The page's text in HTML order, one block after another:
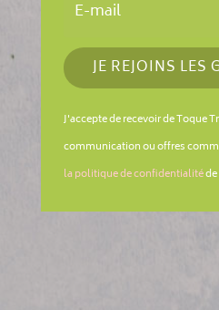
JE REJOINS LES
J'accepte de recevoir de Toque
communication ou offres
la politique de confidentialitéde